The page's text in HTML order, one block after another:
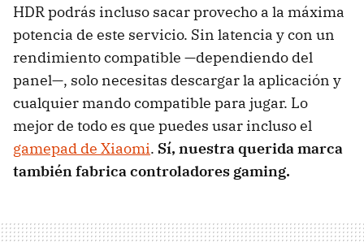
HDR podrás incluso sacar provecho a la máxima
potencia de este servicio. Sin latencia y con un
rendimiento compatible —dependiendo del
panel—, solo necesitas descargar la aplicación y
cualquier mando compatible para jugar. Lo
mejor de todo es que puedes usar incluso el
gamepad de Xiaomi. Sí, nuestra querida marca
también fabrica controladores gaming.